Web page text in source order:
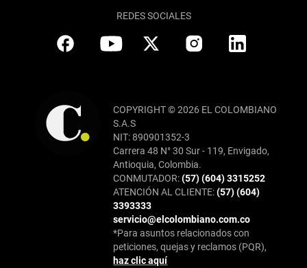
REDES SOCIALES
COPYRIGHT © 2026 EL COLOMBIANO
S.A.S
NIT: 890901352-3
Carrera 48 N° 30 Sur - 119, Envigado,
Antioquia, Colombia.
CONMUTADOR:(57) (604) 3315252
ATENCIÓN AL CLIENTE:(57) (604)
3393333
servicio@elcolombiano.com.co
*Para asuntos relacionados con
peticiones, quejas y reclamos (PQR),
haz clic aquí